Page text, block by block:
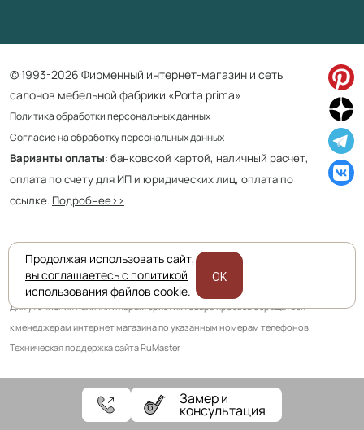
© 1993-2026 Фирменный интернет-магазин и сеть
салонов мебельной фабрики «Porta prima»
Политика обработки персональных данных
Согласие на обработку персональных данных
Варианты оплаты: банковской картой, наличный расчет,
оплата по счету для ИП и юридических лиц, оплата по
ссылке. Подробнее>>
Приведенная на сайте информация не является публичной офертой
и носит информационно ознакомительный характер.
Для уточнения наличия и характеристик товара просьба обращаться
к менеджерам интернет магазина по указанным номерам телефонов.
Техническая поддержка сайта RuMaster
Замер и
консультация
Продолжая использовать сайт,
вы соглашаетесь с политикой
использования файлов cookie.
OK